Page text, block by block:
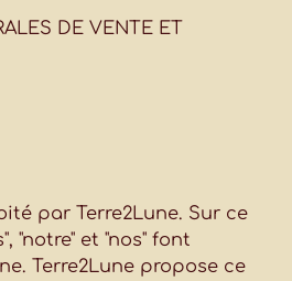
DE VENTE ET
par Terre2Lune. Sur ce
"notre" et "nos" font
Terre2Lune propose ce